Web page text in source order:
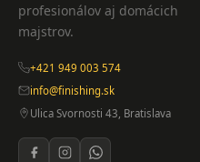
profesionálov aj domácich
majstrov.
+421 949 003 574
info@finishing.sk
Ulica Svornosti 43, Bratislava